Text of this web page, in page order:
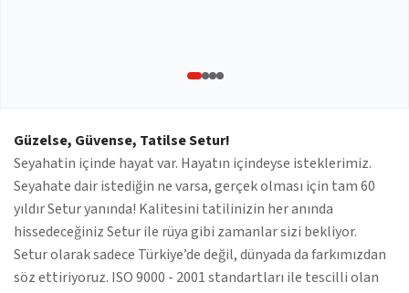
Güzelse, Güvense, Tatilse Setur!
Seyahatin içinde hayat var. Hayatın içindeyse isteklerimiz.
Seyahate dair istediğin ne varsa, gerçek olması için tam 60
yıldır Setur yanında! Kalitesini tatilinizin her anında
hissedeceğiniz Setur ile rüya gibi zamanlar sizi bekliyor.
Setur olarak sadece Türkiye’de değil, dünyada da farkımızdan
söz ettiriyoruz. ISO 9000 - 2001 standartları ile tescilli olan